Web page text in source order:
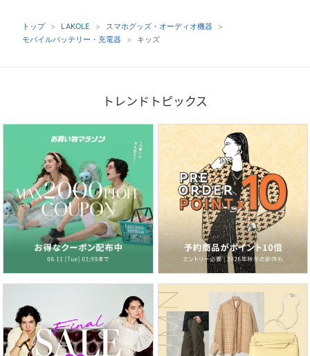
トップ LAKOLE
スマホグッズ・オーディオ機器
モバイルバッテリー・充電器
キッズ
トレンドトピックス